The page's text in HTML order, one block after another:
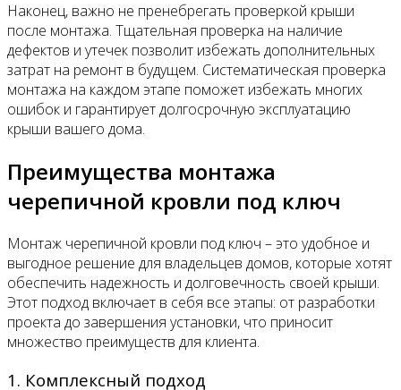
Наконец, важно не пренебрегать проверкой крыши
после монтажа. Тщательная проверка на наличие
дефектов и утечек позволит избежать дополнительных
затрат на ремонт в будущем. Систематическая проверка
монтажа на каждом этапе поможет избежать многих
ошибок и гарантирует долгосрочную эксплуатацию
крыши вашего дома.
Преимущества монтажа
черепичной кровли под ключ
Монтаж черепичной кровли под ключ – это удобное и
выгодное решение для владельцев домов, которые хотят
обеспечить надежность и долговечность своей крыши.
Этот подход включает в себя все этапы: от разработки
проекта до завершения установки, что приносит
множество преимуществ для клиента.
1. Комплексный подход